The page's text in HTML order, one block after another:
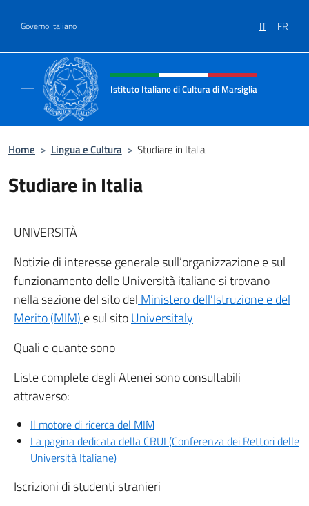
Governo Italiano IT FR
Intestazione sito, social e menù
Istituto Italiano di Cultura di Marsiglia
Home > Lingua e Cultura > Studiare in Italia
Studiare in Italia
UNIVERSITÀ
Notizie di interesse generale sull’organizzazione e sul
funzionamento delle Università italiane si trovano
nella sezione del sito del Ministero dell’Istruzione e del
Merito (MIM) e sul sitoUniversitaly
Quali e quante sono
Liste complete degli Atenei sono consultabili
attraverso:
Il motore di ricerca del MIM
La pagina dedicata della CRUI (Conferenza dei Rettori delle
Università Italiane)
Iscrizioni di studenti stranieri